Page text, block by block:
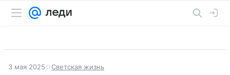
3 мая 2025 Светская жизнь